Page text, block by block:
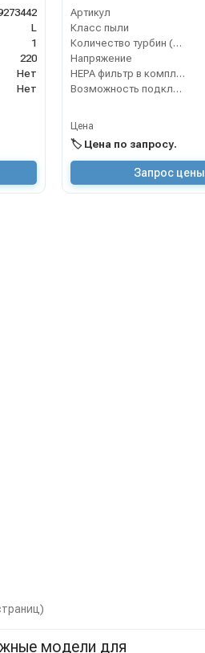
L
1
220
Нет
Нет
Артикул
Класс пыли
Количество турбин (шт)
Напряжение
HEPA фильтр в комплекте
Возможность подключения электрощетки
Цена
🏷️ Цена по запросу.
Запрос цены
модели для